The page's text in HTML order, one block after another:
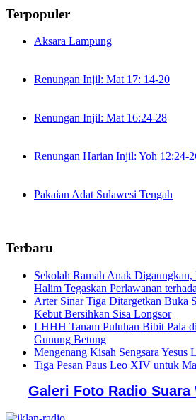
Terpopuler
Aksara Lampung
Renungan Injil: Mat 17: 14-20
Renungan Injil: Mat 16:24-28
Renungan Harian Injil: Yoh 12:24-
Pakaian Adat Sulawesi Tengah
Terbaru
Sekolah Ramah Anak
Halim Tegaskan Perlawanan
Arter Sinar Tiga Ditargetkan Buka
Kebut Bersihkan Sisa Longsor
LHHH Tanam Puluhan Bibit Pala
Gunung Betung
Mengenang Kisah Sengsara Yesus
Tiga Pesan Paus Leo XIV untuk
Galeri Foto Radio Suara